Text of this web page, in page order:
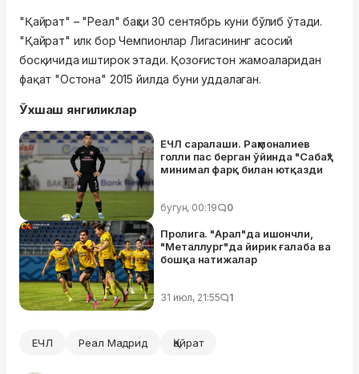
"Қайрат" – "Реал" баҳси 30 сентябрь куни бўлиб ўтади.
"Қайрат" илк бор Чемпионлар Лигасининг асосий
босқичида иштирок этади. Қозоғистон жамоаларидан
фақат "Остона" 2015 йилда буни уддалаган.
Ўхшаш янгиликлар
ЕЧЛ саралаши. Раҳмоналиев
голли пас берган ўйинда "Сабаҳ"
минимал фарқ билан ютқазди
бугун, 00:19 0
Пролига. "Арал"да ишончли,
"Металлург"да йирик ғалаба ва
бошқа натижалар
31 июл, 21:55 1
ЕЧЛ Реал Мадрид Қайрат